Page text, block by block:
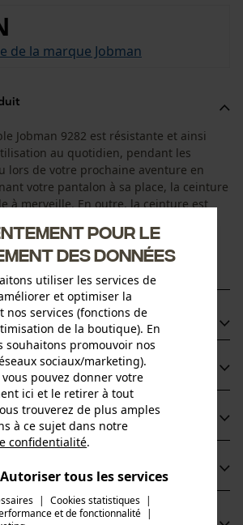
de la marque Jobman
Jobman 9282 est résistante et ainsi
au quotidien, pendant les
lors de votre prochaine aventure en
votre pantalon à sa place, la ceinture
à merveille. En outre, la ceinture est
s'adapte donc à toutes les silhouettes.
...
pour femmes et hommes
pour une fermeture sécurisée
pour femmes et hommes fabriqué à
résistant
produit
de sécurité du produit (PDF)
pour le
des données
utiliser les services de
et optimiser la
nos services (fonctions de
de la boutique). En
souhaitons promouvoir nos
sociaux/marketing).
pouvez donner votre
ici et le retirer à tout
trouverez de plus amples
à ce sujet dans notre
confidentialité.
Autoriser tous les services
| Cookies statistiques |
et de fonctionnalité |
s'est produite. Veuillez